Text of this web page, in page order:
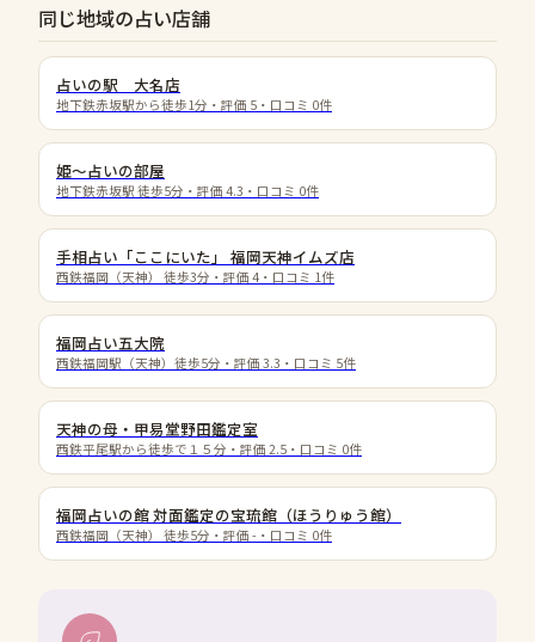
同じ地域の占い店舗
占いの駅 大名店
地下鉄赤坂駅から徒歩1分 ・評価 5 ・口コミ 0件
姫〜占いの部屋
地下鉄赤坂駅 徒歩5分 ・評価 4.3 ・口コミ 0件
手相占い「ここにいた」 福岡天神イムズ店
西鉄福岡（天神） 徒歩3分 ・評価 4 ・口コミ 1件
福岡占い五大院
西鉄福岡駅（天神）徒歩5分 ・評価 3.3 ・口コミ 5件
天神の母・甲易堂野田鑑定室
西鉄平尾駅から徒歩で１５分 ・評価 2.5 ・口コミ 0件
福岡占いの館 対面鑑定の宝琉館（ほうりゅう館）
西鉄福岡（天神） 徒歩5分 ・評価 - ・口コミ 0件